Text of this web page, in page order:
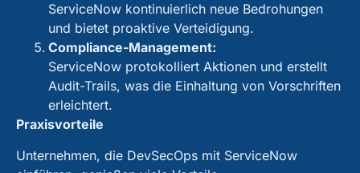
ServiceNow kontinuierlich neue Bedrohungen
und bietet proaktive Verteidigung.
Compliance-Management:
ServiceNow protokolliert Aktionen und erstellt
Audit-Trails, was die Einhaltung von Vorschriften
erleichtert.
Praxisvorteile
Unternehmen, die DevSecOps mit ServiceNow